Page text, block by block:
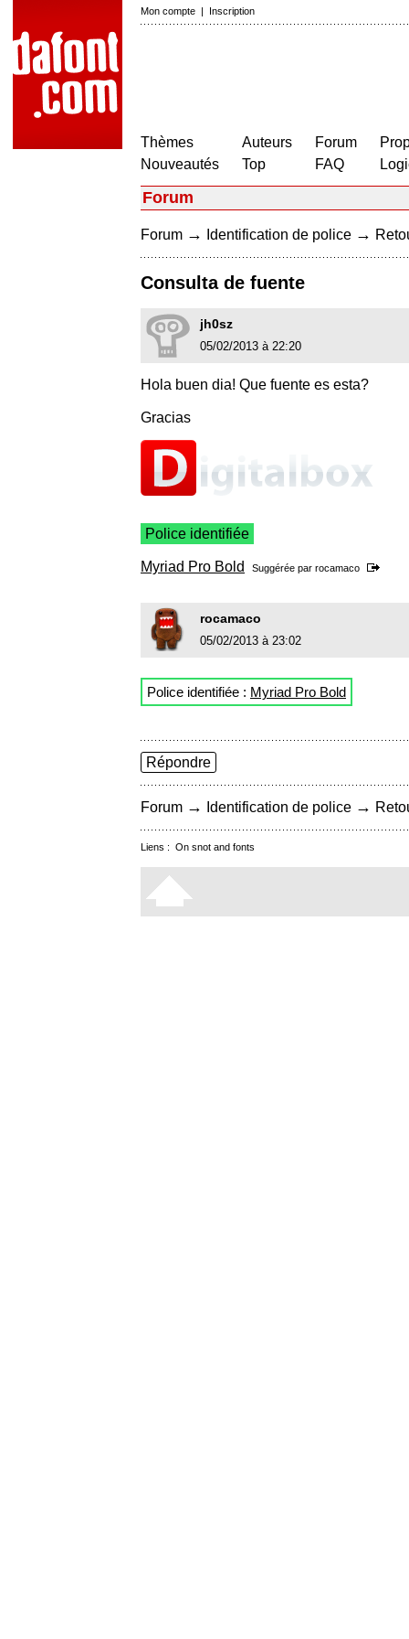
Mon compte | Inscription
Thèmes
Nouveautés
Auteurs
Top
Forum
FAQ
Forum
Forum → Identification de police →
Consulta de fuente
jh0sz
05/02/2013 à 22:20
Hola buen dia! Que fuente es esta?
Gracias
Police identifiée
Myriad Pro Bold Suggérée par rocamaco
rocamaco
05/02/2013 à 23:02
Police identifiée : Myriad Pro Bold
Répondre
Forum → Identification de police →
Liens : On snot and fonts